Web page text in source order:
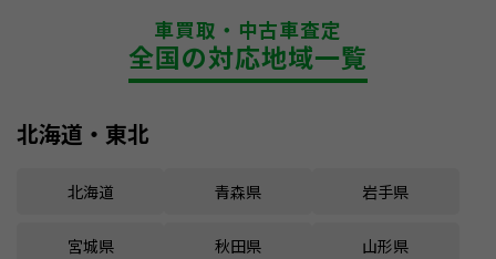
車買取・中古車査定
全国の対応地域一覧
北海道・東北
北海道 青森県 岩手県
宮城県 秋田県 山形県